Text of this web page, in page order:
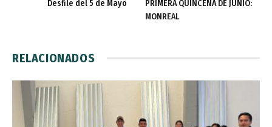
Desfile del 5 de Mayo
PRIMERA QUINCENA DE JUNIO:
MONREAL
RELACIONADOS